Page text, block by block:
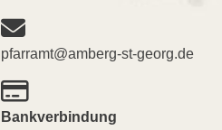
pfarramt@amberg-st-georg.de
Bankverbindung